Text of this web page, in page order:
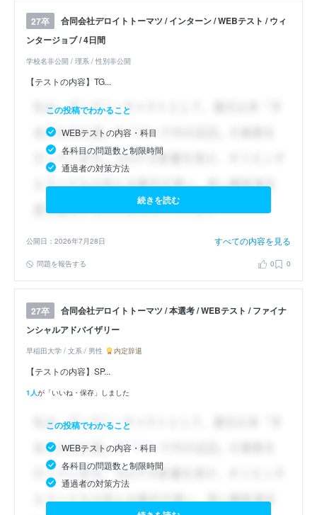
27卒
合同会社デロイトトーマツ / インターン / WEBテスト / ウィ
ンタージョブ / 4日間
学校名非公開 / 理系 / 性別非公開
【テストの内容】TG...
この投稿でわかること
WEBテストの内容・科目
各科目の問題数と制限時間
通過者の対策方法
続きを読む
公開日：2026年7月28日 すべての内容を見る
問題を報告する 0 0
27卒
合同会社デロイトトーマツ / 本選考 / WEBテスト / ファイナ
ンシャルアドバイザリー
早稲田大学 / 文系 / 男性 内定辞退
【テストの内容】SP...
1人が「いいね・保存」しました
この投稿でわかること
WEBテストの内容・科目
各科目の問題数と制限時間
通過者の対策方法